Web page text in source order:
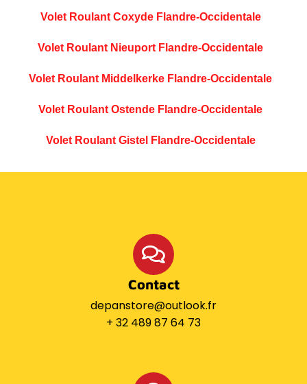
Volet Roulant Coxyde Flandre-Occidentale
Volet Roulant Nieuport Flandre-Occidentale
Volet Roulant Middelkerke Flandre-Occidentale
Volet Roulant Ostende Flandre-Occidentale
Volet Roulant Gistel Flandre-Occidentale
Contact
depanstore@outlook.fr
+ 32 489 87 64 73